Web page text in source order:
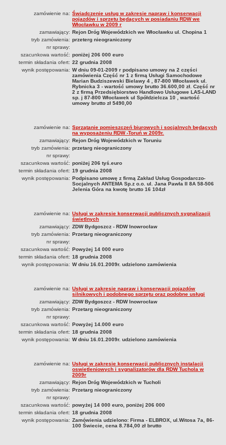
zamówienie na: Świadczenie usług w zakresie napraw i konserwacji
pojazdów i sprzetu będących w posiadaniu RDW we
Włocławku w 2009 r
zamawiający: Rejon Dróg Wojewódzkich we Włocławku ul. Chopina 1
tryb zamówienia: przeterg nieograniczony
nr sprawy:
szacunkowa wartość: poniżej 206 000 euro
termin składania ofert: 22 grudnia 2008
wynik postępowania: W dniu 09-01-2009 r podpisano umowy na 2 części
zamówienia Część nr 1 z firmą Usługi Samochodowe
Marian Budziszewski Bielawy 4 , 87-800 Włocławek ul.
Rybnicka 3 - wartość umowy brutto 36.600,00 zł. Część nr
2 z firmą Przedsiębiorstwo Handlowo Usługowe LAS-LAND
sp. j 87-800 Włocławek ul Spółdzielcza 10 , wartość
umowy brutto zł 5490,00
zamówienie na: Sprzątanie pomieszczeń biurowych i socjalnych będących
na wyposażeniu RDW -Toruń w 2009r.
zamawiający: Rejon Dróg Wojewódzkich w Toruniu
tryb zamówienia: przetarg nieograniczony
nr sprawy:
szacunkowa wartość: poniżej 206 tyś.euro
termin składania ofert: 19 grudnia 2008
wynik postępowania: Podpisano umowę z firmą Zakład Usług Gospodarczo-
Socjalnych ANTEMA Sp.z o.o. ul. Jana Pawła II 8A 58-506
Jelenia Góra na kwotę brutto 16 104zł
zamówienie na: Usługi w zakresie konserwacji publicznych sygnalizacji
świetlnych
zamawiający: ZDW Bydgoszcz - RDW Inowrocław
tryb zamówienia: Przetarg nieograniczony
nr sprawy:
szacunkowa wartość: Powyżej 14 000 euro
termin składania ofert: 18 grudnia 2008
wynik postępowania: W dniu 16.01.2009r. udzielono zamówienia
zamówienie na: Usługi w zakresie napraw i konserwacji pojazdów
silnikowych i podobnego sprzętu oraz podobne usługi
zamawiający: ZDW Bydgoszcz - RDW Inowrocław
tryb zamówienia: Przetarg nieograniczony
nr sprawy:
szacunkowa wartość: Powyżej 14.000 euro
termin składania ofert: 18 grudnia 2008
wynik postępowania: W dniu 16.01.2009r. udzielono zamówienia
zamówienie na: Usługi w zakresie konserwacji publicznych instalacji
oswietleniowych i sygnalizatorów dla RDW Tuchola w
2009r
zamawiający: Rejon Dróg Wojewódzkich w Tucholi
tryb zamówienia: Przetarg nieograniczony
nr sprawy:
szacunkowa wartość: powyżej 14 000 euro, poniżej 206 000
termin składania ofert: 18 grudnia 2008
wynik postępowania: Zamówienia udzielono: Firma - ELBROX, ul.Witosa 7a, 86-
100 Świecie, cena 8.784,00 zł brutto